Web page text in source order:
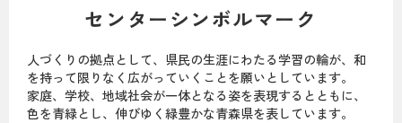
センターシンボルマーク
人づくりの拠点として、県民の生涯にわたる学習の輪が、和
を持って限りなく広がっていくことを願いとしています。
家庭、学校、地域社会が一体となる姿を表現するとともに、
色を青緑とし、伸びゆく緑豊かな青森県を表しています。